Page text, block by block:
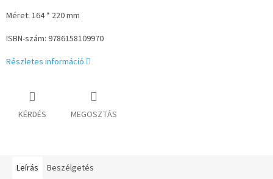
Méret: 164 * 220 mm
ISBN-szám: 9786158109970
Részletes információ
KÉRDÉS MEGOSZTÁS
Leírás Beszélgetés